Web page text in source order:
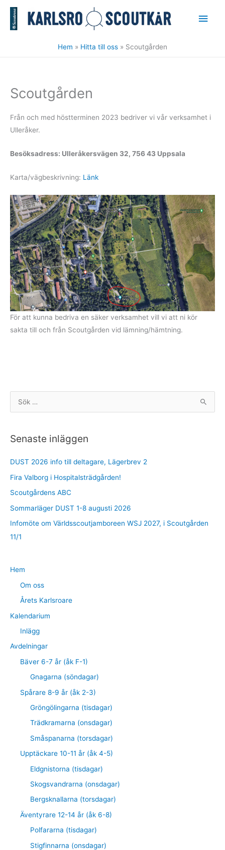
Hoppa
innehåll
Hem Hitta till oss Scoutgården
Scoutgården
Från och med höstterminen 2023 bedriver vi vår verksamhet i
Ulleråker.
Besöksadress: Ulleråkersvägen 32, 756 43 Uppsala
Karta/vägbeskrivning: Länk
För att kunna bedriva en säker verksamhet vill vi att ni kör
sakta till och från Scoutgården vid lämning/hämtning.
ö
e
t
e
r
:
Senaste inläggen
DUST 2026 info till deltagare, Lägerbrev 2
Fira Valborg i Hospitalsträdgården!
Scoutgårdens ABC
Sommarläger DUST 1-8 augusti 2026
Infomöte om Världsscoutjamboreen WSJ 2027, i Scoutgården
11/1
Hem
Om oss
Årets Karlsroare
Kalendarium
Inlägg
Avdelningar
Bäver 6-7 år (åk F-1)
Gnagarna (söndagar)
Spårare 8-9 år (åk 2-3)
Gröngölingarna (tisdagar)
Trädkramarna (onsdagar)
Småspanarna (torsdagar)
Upptäckare 10-11 år (åk 4-5)
Eldgnistorna (tisdagar)
Skogsvandrarna (onsdagar)
Bergsknallarna (torsdagar)
Äventyrare 12-14 år (åk 6-8)
Polfararna (tisdagar)
Stigfinnarna (onsdagar)